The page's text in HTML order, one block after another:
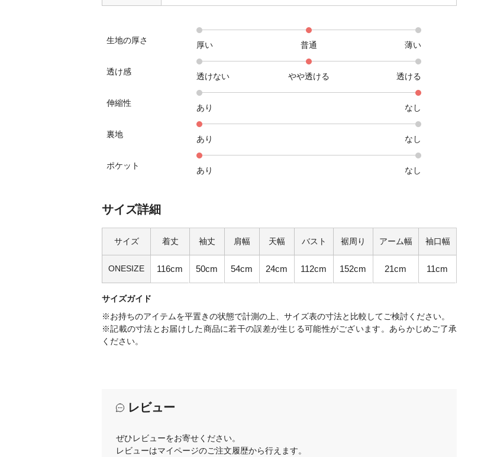
生地の厚さ 厚い 普通 薄い
透け感 透けない やや透ける 透ける
伸縮性 あり なし
裏地 あり なし
ポケット あり なし
サイズ詳細
サイズ 着丈 袖丈 肩幅 天幅 バスト 裾周り アーム幅 袖口幅
ONESIZE 116cm 50cm 54cm 24cm 112cm 152cm 21cm 11cm
サイズガイド
※お持ちのアイテムを平置きの状態で計測の上、サイズ表の寸法と比較してご検討ください。
※記載の寸法とお届けした商品に若干の誤差が生じる可能性がございます。あらかじめご了承
ください。
レビュー
ぜひレビューをお寄せください。
レビューはマイページのご注文履歴から行えます。